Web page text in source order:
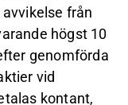
från
högst 10
genomförda
vid
kontant,